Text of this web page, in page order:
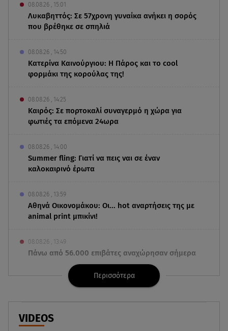
08.08.26 , 15:01
Λυκαβηττός: Σε 57χρονη γυναίκα ανήκει η σορός
που βρέθηκε σε σπηλιά
08.08.26 , 14:50
Κατερίνα Καινούργιου: Η Πάρος και το cool
φορμάκι της κορούλας της!
08.08.26 , 14:25
Καιρός: Σε πορτοκαλί συναγερμό η χώρα για
φωτιές τα επόμενα 24ωρα
08.08.26 , 14:00
Summer fling: Γιατί να πεις ναι σε έναν
καλοκαιρινό έρωτα
08.08.26 , 13:59
Αθηνά Οικονομάκου: Οι... hot αναρτήσεις της με
animal print μπικίνι!
08.08.26 , 13:49
Πάνω από 56.000 επιβάτες αναχώρησαν σήμερα
από τα λιμάνια της Αττικής
Θρίλερ στον Λυκαβηττό: Βρέθηκε σορός σε
Περισσότερα
VIDEOS